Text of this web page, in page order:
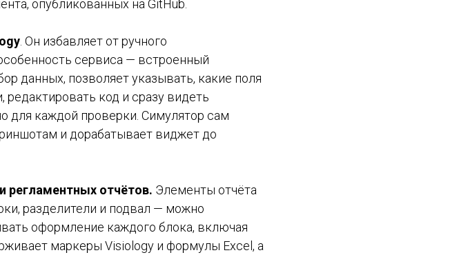
опубликованных на GitHub.
. Он избавляет от ручного
сервиса — встроенный
данных, позволяет указывать, какие поля
редактировать код и сразу видеть
для каждой проверки. Симулятор сам
и дорабатывает виджет до
регламентных отчётов. Элементы отчёта
разделители и подвал — можно
оформление каждого блока, включая
маркеры Visiology и формулы Excel, а